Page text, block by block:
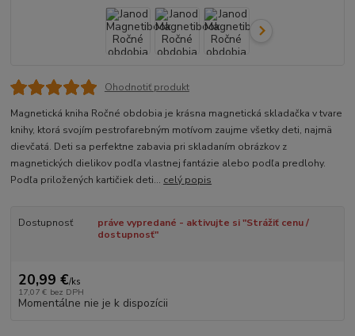
Ohodnotiť produkt
Magnetická kniha Ročné obdobia je krásna magnetická skladačka v tvare
knihy, ktorá svojím pestrofarebným motívom zaujme všetky deti, najmä
dievčatá. Deti sa perfektne zabavia pri skladaním obrázkov z
magnetických dielikov podľa vlastnej fantázie alebo podľa predlohy.
Podľa priložených kartičiek deti... celý popis
Dostupnosť
práve vypredané - aktivujte si "Strážiť cenu /
dostupnosť"
20,99 €/ks
17,07 € bez DPH
Momentálne nie je k dispozícii